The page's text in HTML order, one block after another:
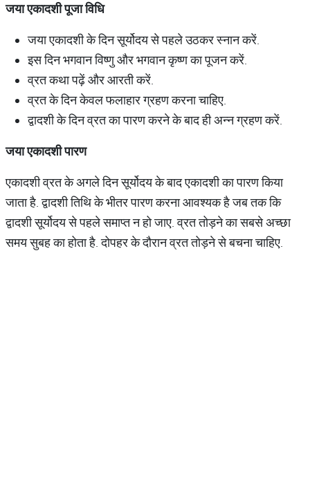
जया एकादशी पूजा विधि
जया एकादशी के दिन सूर्योदय से पहले उठकर स्नान करें.
इस दिन भगवान विष्णु और भगवान कृष्ण का पूजन करें.
व्रत कथा पढ़ें और आरती करें.
व्रत के दिन केवल फलाहार ग्रहण करना चाहिए.
द्वादशी के दिन व्रत का पारण करने के बाद ही अन्न ग्रहण करें.
जया एकादशी पारण
एकादशी व्रत के अगले दिन सूर्योदय के बाद एकादशी का पारण किया
जाता है. द्वादशी तिथि के भीतर पारण करना आवश्यक है जब तक कि
द्वादशी सूर्योदय से पहले समाप्त न हो जाए. व्रत तोड़ने का सबसे अच्छा
समय सुबह का होता है. दोपहर के दौरान व्रत तोड़ने से बचना चाहिए.